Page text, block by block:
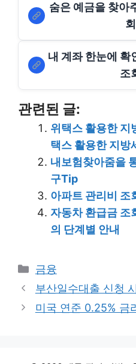
숨은 예금을 찾아
내 계좌 한눈에 확
조
관련된 글:
위택스 활용한 지
택스 활용한 지방
내보험찾아줌을
구Tip
아파트 관리비 조
자동차 환급금 조
의 단계별 안내
Categories
금융
부산일수대출 신청
미국 연준 0.25% 금